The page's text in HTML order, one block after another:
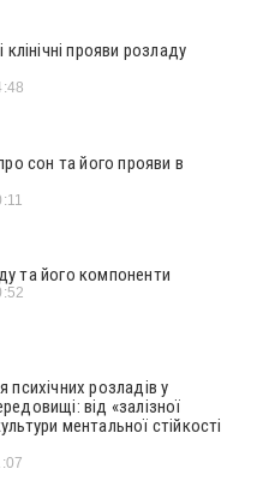
клінічні прояви розладу
сон та його прояви в
та його компоненти
психічних розладів у
від «залізної
ментальної стійкості